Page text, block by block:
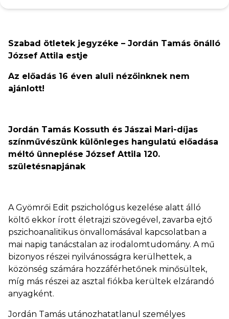
Szabad ötletek jegyzéke – Jordán Tamás önálló
József Attila estje
Az előadás 16 éven aluli nézőinknek nem
ajánlott!
Jordán Tamás Kossuth és Jászai Mari-díjas
színművészünk különleges hangulatú előadása
méltó ünneplése József Attila 120.
születésnapjának
A Gyömrői Edit pszichológus kezelése alatt álló
költő ekkor írott életrajzi szövegével, zavarba ejtő
pszichoanalitikus önvallomásával kapcsolatban a
mai napig tanácstalan az irodalomtudomány. A mű
bizonyos részei nyilvánosságra kerülhettek, a
közönség számára hozzáférhetőnek minősültek,
míg más részei az asztal fiókba kerültek elzárandó
anyagként.
Jordán Tamás utánozhatatlanul személyes